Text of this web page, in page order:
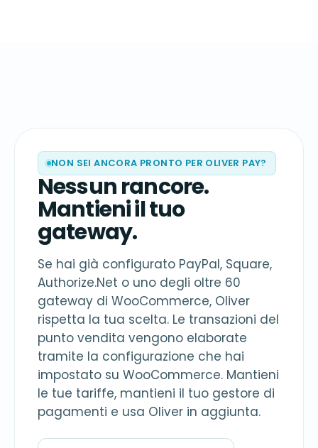
NON SEI ANCORA PRONTO PER OLIVER PAY?
Nessun rancore.
Mantieni il tuo
gateway.
Se hai già configurato PayPal, Square,
Authorize.Net o uno degli oltre 60
gateway di WooCommerce, Oliver
rispetta la tua scelta. Le transazioni del
punto vendita vengono elaborate
tramite la configurazione che hai
impostato su WooCommerce. Mantieni
le tue tariffe, mantieni il tuo gestore di
pagamenti e usa Oliver in aggiunta.